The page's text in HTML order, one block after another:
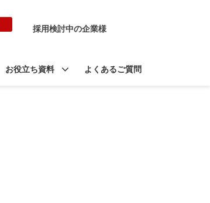
採用検討中の企業様
お役立ち資料 よくあるご質問